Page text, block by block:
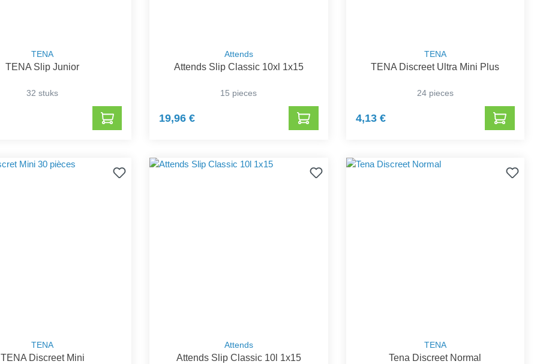
TENA
TENA Slip Junior
32 stuks
Attends
Attends Slip Classic 10xl 1x15
15 pieces
19,96 €
TENA
TENA Discreet Ultra Mini Plus
24 pieces
4,13 €
TENA
TENA Discreet Mini
Attends
Attends Slip Classic 10l 1x15
TENA
Tena Discreet Normal